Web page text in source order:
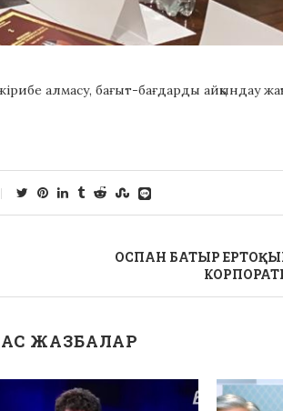
алмасу, бағыт-бағдарды айқындау
ОСПАН БАТЫР
ЖАЗБАЛАР